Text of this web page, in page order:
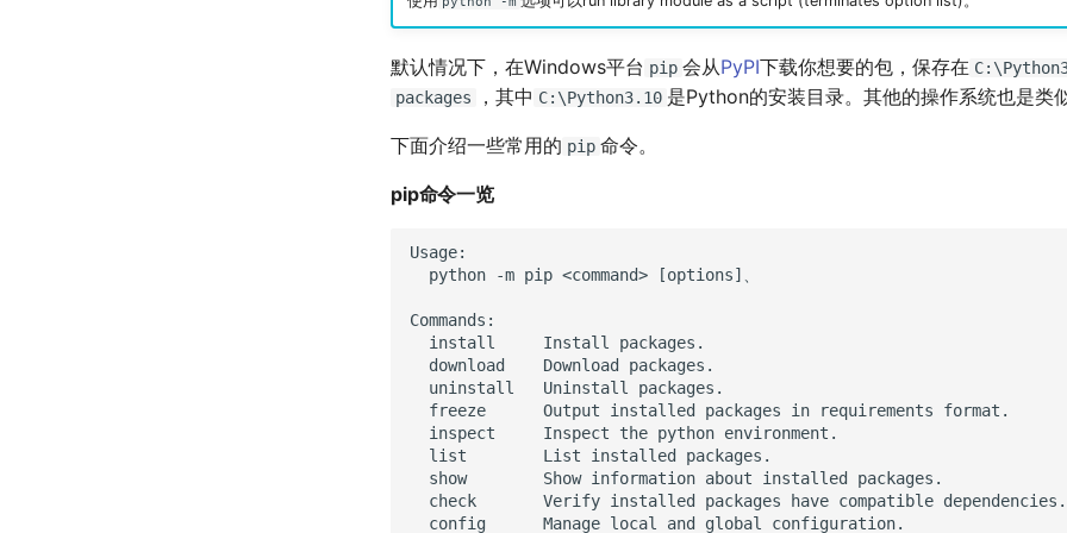
默认情况下，在Windows平台 pip 会从PyPI下载你想要的包，保存在
packages
，其中 C:\Python3.10 是Python的安装目录。其他的操作系统也是类似
下面介绍一些常用的 pip 命令。
pip命令一览
Usage:
  python -m pip <command> [options]、
Commands:
  install     Install packages.
  download    Download packages.
  uninstall   Uninstall packages.
  freeze      Output installed packages in requirements format.
  inspect     Inspect the python environment.
  list        List installed packages.
  show        Show information about installed packages.
  check       Verify installed packages have compatible dependencies.
  config      Manage local and global configuration.